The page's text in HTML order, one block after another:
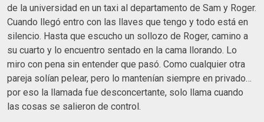
de la universidad en un taxi al departamento de Sam y Roger.
Cuando llegó entro con las llaves que tengo y todo está en
silencio. Hasta que escucho un sollozo de Roger, camino a
su cuarto y lo encuentro sentado en la cama llorando. Lo
miro con pena sin entender que pasó. Como cualquier otra
pareja solían pelear, pero lo mantenían siempre en privado…
por eso la llamada fue desconcertante, solo llama cuando
las cosas se salieron de control.